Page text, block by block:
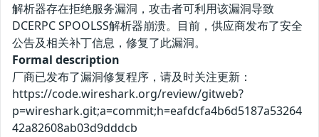
解析器存在拒绝服务漏洞，攻击者可利用该漏洞导致
DCERPC SPOOLSS解析器崩溃。目前，供应商发布了安全
公告及相关补丁信息，修复了此漏洞。
Formal description
厂商已发布了漏洞修复程序，请及时关注更新：
https://code.wireshark.org/review/gitweb?
p=wireshark.git;a=commit;h=eafdcfa4b6d5187a53264
42a82608ab03d9dddcb